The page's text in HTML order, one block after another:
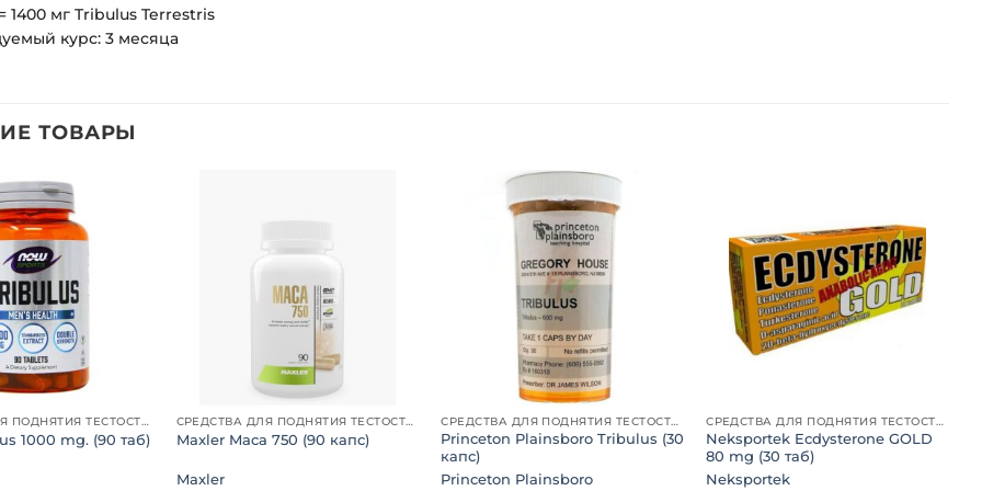
= 1400 мг Tribulus Terrestris
курс: 3 месяца
ТОВАРЫ
Добавить
в список
СРЕДСТВА ДЛЯ ПОДНЯТИЯ ТЕСТОСТЕРОНА
1000 mg. (90 таб)
СРЕДСТВА ДЛЯ ПОДНЯТИЯ ТЕСТОСТЕРОНА
Maxler Maca 750 (90 капс)
Maxler
СРЕДСТВА ДЛЯ ПОДНЯТИЯ ТЕСТОСТЕРОНА
Princeton Plainsboro Tribulus (30
капс)
Princeton Plainsboro
Добавить
в список
желаний
СРЕДСТВА ДЛЯ ПОДНЯТИЯ ТЕСТОСТЕРОНА
Neksportek Ecdysterone GOLD
80 mg (30 таб)
Neksportek